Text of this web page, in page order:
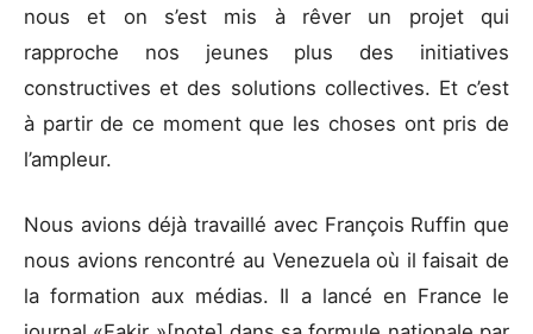
nous et on s’est mis à rêver un projet qui
rapproche nos jeunes plus des initiatives
constructives et des solutions collectives. Et c’est
à partir de ce moment que les choses ont pris de
l’ampleur.
Nous avions déjà travaillé avec François Ruffin que
nous avions rencontré au Venezuela où il faisait de
la formation aux médias. Il a lancé en France le